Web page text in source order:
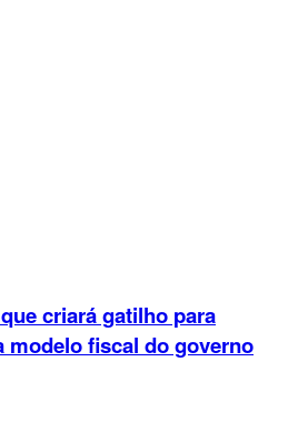
criará gatilho para
modelo fiscal do governo